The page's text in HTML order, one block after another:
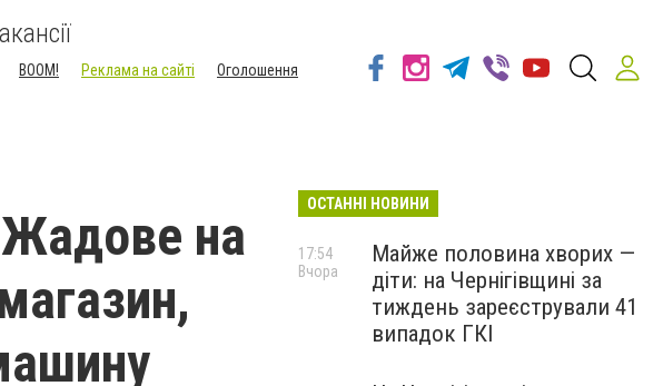
BOOM! Реклама на сайті
Оголошення
Жадове на
ОСТАННІ НОВИНИ
Майже половина хворих —
діти: на Чернігівщині за
тиждень зареєстрували 41
випадок ГКІ
17:54
Вчора